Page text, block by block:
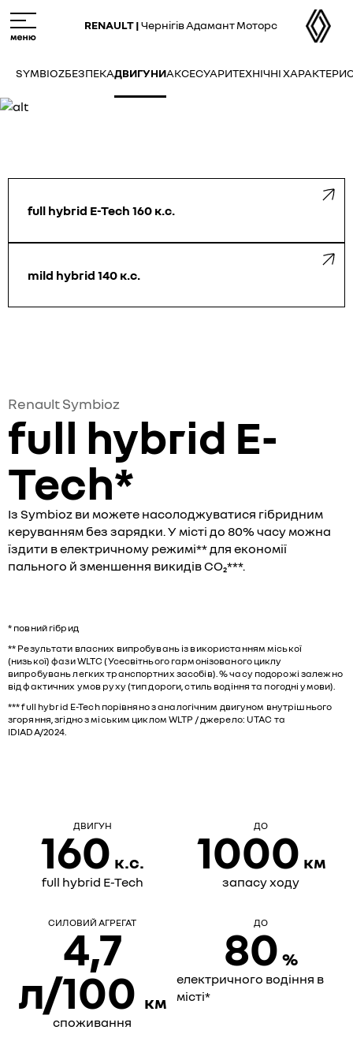
to
main
RENAULT |Чернігів Адамант Моторс
SYMBIOZБЕЗПЕКАДВИГУНИАКСЕСУАРИТЕХНІЧНІ
full hybrid E-Tech 160 к.с.
mild hybrid 140 к.с.
Renault Symbioz
full hybrid E-
Tech*
Із Symbioz ви можете насолоджуватися гібридним
керуванням без зарядки. У місті до 80% часу можна
їздити в електричному режимі** для економії
пального й зменшення викидів CO₂***.
* повний гібрид
** Результати власних випробувань із використанням міської
(низької) фази WLTC (Усесвітнього гармонізованого циклу
випробувань легких транспортних засобів). % часу подорожі залежно
від фактичних умов руху (тип дороги, стиль водіння та погодні умови).
*** full hybrid E-Tech порівняно з аналогічним двигуном внутрішнього
згоряння, згідно з міським циклом WLTP / джерело: UTAC та
IDIADA/2024.
ДВИГУН
160 к.с.
full hybrid E-Tech
ДО
1000 км
запасу ходу
СИЛОВИЙ АГРЕГАТ
4,7
л/100 км
споживання
ДО
80 %
електричного водіння в
місті*